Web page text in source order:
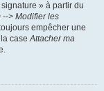
» à partir du
--> Modifier les
empêcher une
la caseAttacher ma